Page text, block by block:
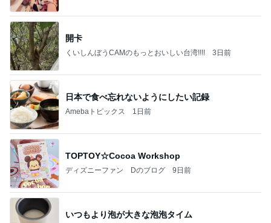
開卡
くいしんぼうCAMのもっとおいしい台湾!!!! 3日前
日本で食べ忘れないようにしたい記録
Amebaトピックス 1日前
TOPTOY☆Cocoa Workshop
ディズニーファン Dのブログ 9日前
いつもより泡が大きな泡泡タイム